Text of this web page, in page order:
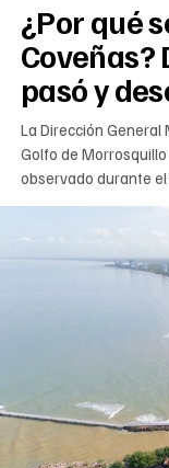
¿Por qué
Coveñas?
pasó y
La Dirección
Golfo de
observado durante